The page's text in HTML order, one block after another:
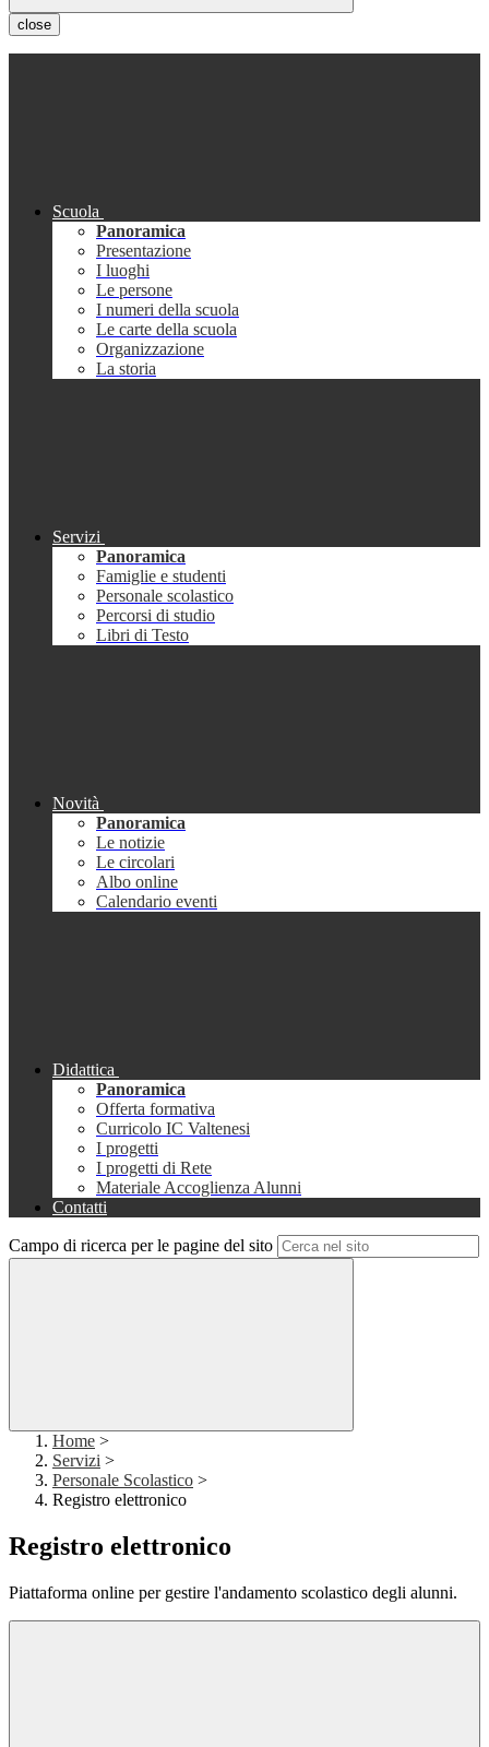
close
Scuola
Panoramica
Presentazione
I luoghi
Le persone
I numeri della scuola
Le carte della scuola
Organizzazione
La storia
Servizi
Panoramica
Famiglie e studenti
Personale scolastico
Percorsi di studio
Libri di Testo
Novità
Panoramica
Le notizie
Le circolari
Albo online
Calendario eventi
Didattica
Panoramica
Offerta formativa
Curricolo IC Valtenesi
I progetti
I progetti di Rete
Materiale Accoglienza Alunni
Contatti
Campo di ricerca per le pagine del sito
Home >
Servizi >
Personale Scolastico >
Registro elettronico
Registro elettronico
Piattaforma online per gestire l'andamento scolastico degli alunni.